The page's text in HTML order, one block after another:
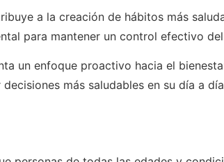
a la creación de hábitos más
para mantener un control efectivo
un enfoque proactivo hacia el
más saludables en su día a